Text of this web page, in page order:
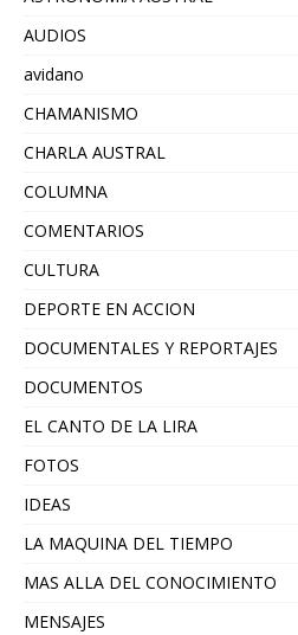
AUDIOS
avidano
CHAMANISMO
CHARLA AUSTRAL
COLUMNA
COMENTARIOS
CULTURA
DEPORTE EN ACCION
DOCUMENTALES Y REPORTAJES
DOCUMENTOS
EL CANTO DE LA LIRA
FOTOS
IDEAS
LA MAQUINA DEL TIEMPO
MAS ALLA DEL CONOCIMIENTO
MENSAJES